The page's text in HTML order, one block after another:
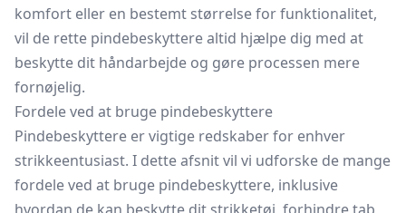
komfort eller en bestemt størrelse for funktionalitet,
vil de rette pindebeskyttere altid hjælpe dig med at
beskytte dit håndarbejde og gøre processen mere
fornøjelig.
Fordele ved at bruge pindebeskyttere
Pindebeskyttere er vigtige redskaber for enhver
strikkeentusiast. I dette afsnit vil vi udforske de mange
fordele ved at bruge pindebeskyttere, inklusive